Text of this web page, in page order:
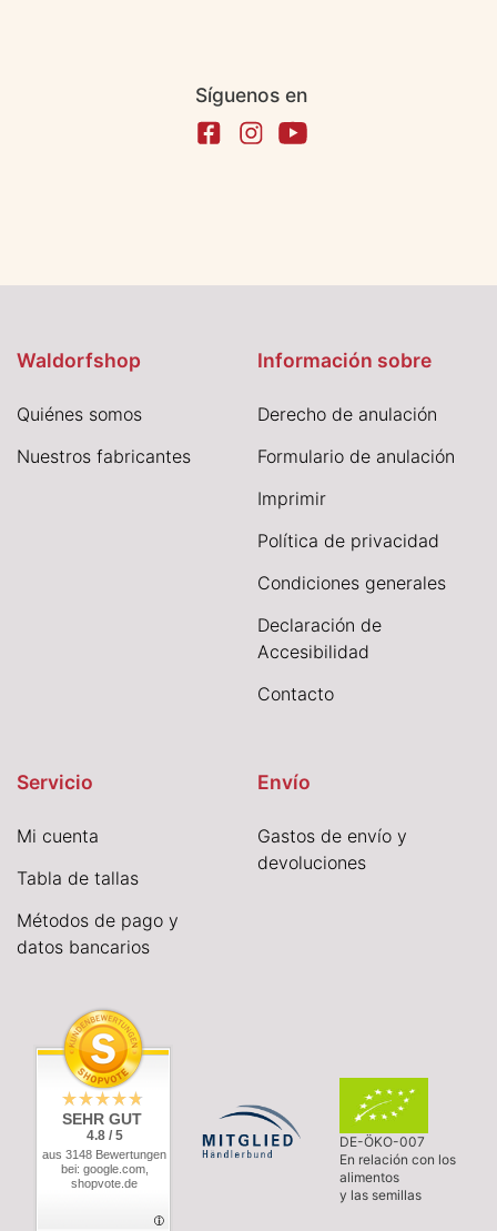
Síguenos en
Waldorfshop
Quiénes somos
Nuestros fabricantes
Información sobre
Derecho de anulación
Formulario de anulación
Imprimir
Política de privacidad
Condiciones generales
Declaración de
Accesibilidad
Contacto
Servicio
Mi cuenta
Tabla de tallas
Métodos de pago y
datos bancarios
Envío
Gastos de envío y
devoluciones
SEHR GUT
4.8 / 5
aus 3148 Bewertungen
bei: google.com,
shopvote.de
DE-ÖKO-007
En relación con los
alimentos
y las semillas